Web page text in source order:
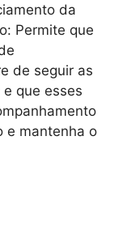
da
Permite que
de seguir as
que esses
e mantenha o